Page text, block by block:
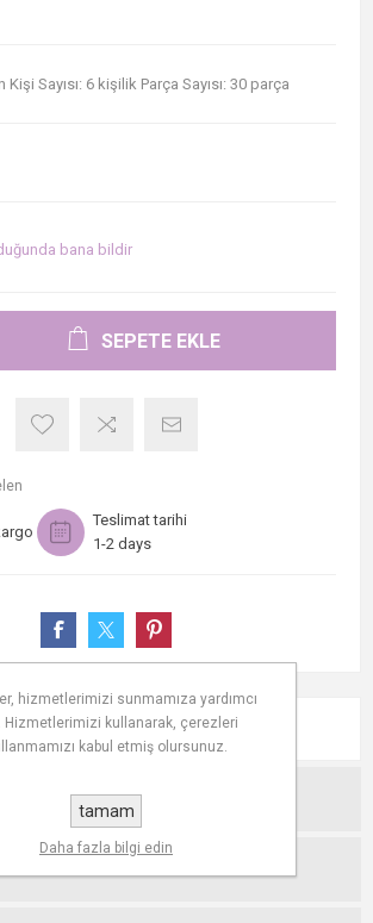
Sayısı: 6 kişilik Parça Sayısı: 30 parça
bana bildir
SEPETE EKLE
Teslimat tarihi
1-2 days
AÇIKLAMA
TEKNIK ÖZELLIKLER
hizmetlerimizi sunmamıza yardımcı
Hizmetlerimizi kullanarak, çerezleri
kabul etmiş olursunuz.
tamam
Daha fazla bilgi edin